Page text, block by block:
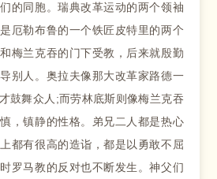
的同胞。瑞典改革运动的两个领袖
厄勒布鲁的一个铁匠皮特里的两个
梅兰克吞的门下受教，后来就殷勤
别人。奥拉夫像那大改革家路德一
鼓舞众人;而劳林底斯则像梅兰克吞
，镇静的性格。弟兄二人都是热心
都有很高的造诣，都是以勇敢不屈
罗马教的反对也不断发生。神父们